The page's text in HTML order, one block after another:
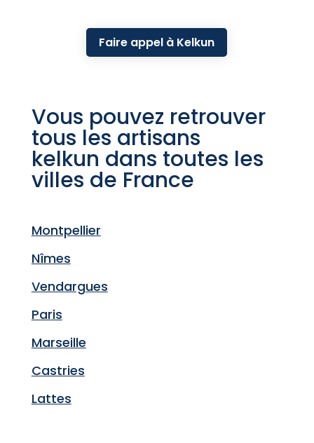
Faire appel à Kelkun
Vous pouvez retrouver
tous les artisans
kelkun dans toutes les
villes de France
Montpellier
Nîmes
Vendargues
Paris
Marseille
Castries
Lattes